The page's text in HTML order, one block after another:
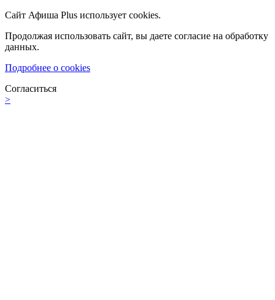
Сайт Афиша Plus использует cookies.
Продолжая использовать сайт, вы даете согласие на обработку
данных.
Подробнее о cookies
Согласиться
>